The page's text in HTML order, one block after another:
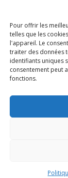
Pour offrir les
telles que les
l'appareil. Le
traiter des données
identifiants uniques
consentement peut
fonctions.
Mail: